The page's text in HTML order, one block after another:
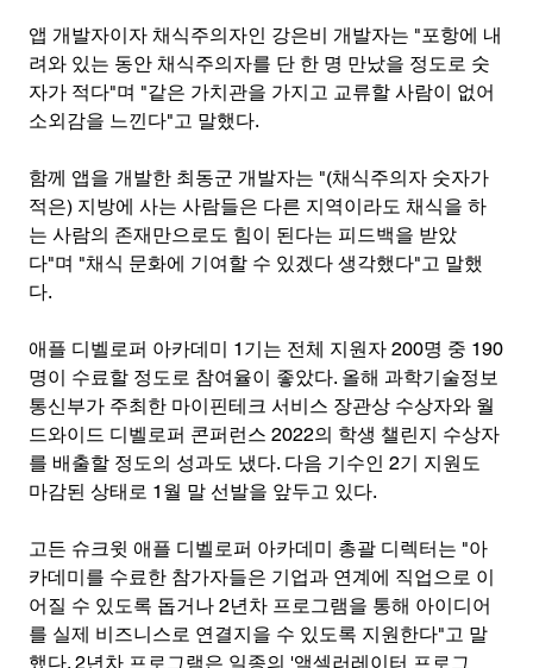
앱 개발자이자 채식주의자인 강은비 개발자는 "포항에 내
려와 있는 동안 채식주의자를 단 한 명 만났을 정도로 숫
자가 적다"며 "같은 가치관을 가지고 교류할 사람이 없어
소외감을 느낀다"고 말했다.
함께 앱을 개발한 최동군 개발자는 "(채식주의자 숫자가
적은) 지방에 사는 사람들은 다른 지역이라도 채식을 하
는 사람의 존재만으로도 힘이 된다는 피드백을 받았
다"며 "채식 문화에 기여할 수 있겠다 생각했다"고 말했
다.
애플 디벨로퍼 아카데미 1기는 전체 지원자 200명 중 190
명이 수료할 정도로 참여율이 좋았다. 올해 과학기술정보
통신부가 주최한 마이핀테크 서비스 장관상 수상자와 월
드와이드 디벨로퍼 콘퍼런스 2022의 학생 챌린지 수상자
를 배출할 정도의 성과도 냈다. 다음 기수인 2기 지원도
마감된 상태로 1월 말 선발을 앞두고 있다.
고든 슈크윗 애플 디벨로퍼 아카데미 총괄 디렉터는 "아
카데미를 수료한 참가자들은 기업과 연계에 직업으로 이
어질 수 있도록 돕거나 2년차 프로그램을 통해 아이디어
를 실제 비즈니스로 연결지을 수 있도록 지원한다"고 말
했다. 2년차 프로그램은 일종의 '액셀러레이터 프로그